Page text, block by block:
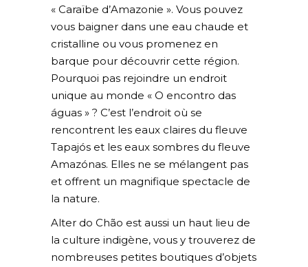
« Caraïbe d’Amazonie ». Vous pouvez
vous baigner dans une eau chaude et
cristalline ou vous promenez en
barque pour découvrir cette région.
Pourquoi pas rejoindre un endroit
unique au monde « O encontro das
águas » ? C’est l’endroit où se
rencontrent les eaux claires du fleuve
Tapajós et les eaux sombres du fleuve
Amazónas. Elles ne se mélangent pas
et offrent un magnifique spectacle de
la nature.
Alter do Chão est aussi un haut lieu de
la culture indigène, vous y trouverez de
nombreuses petites boutiques d’objets